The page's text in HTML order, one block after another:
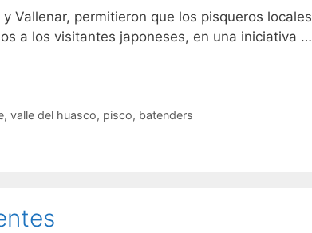
Vallenar, permitieron que los pisqueros locales
a los visitantes japoneses, en una iniciativa …
, valle del huasco, pisco, batenders